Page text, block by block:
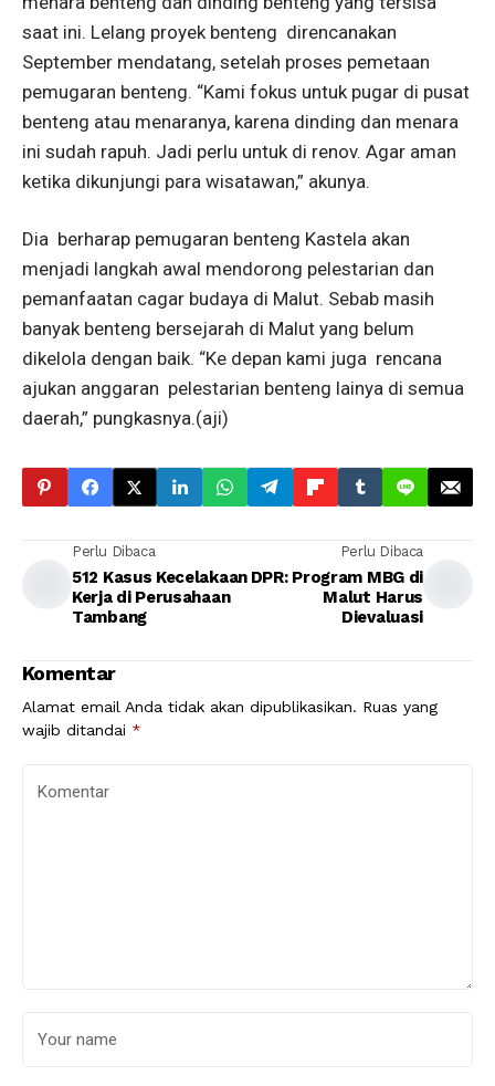
saat ini. Lelang proyek benteng direncanakan
September mendatang, setelah proses pemetaan
pemugaran benteng. “Kami fokus untuk pugar di pusat
benteng atau menaranya, karena dinding dan menara
ini sudah rapuh. Jadi perlu untuk di renov. Agar aman
ketika dikunjungi para wisatawan,” akunya.
Dia berharap pemugaran benteng Kastela akan
menjadi langkah awal mendorong pelestarian dan
pemanfaatan cagar budaya di Malut. Sebab masih
banyak benteng bersejarah di Malut yang belum
dikelola dengan baik. “Ke depan kami juga rencana
ajukan anggaran pelestarian benteng lainya di semua
daerah,” pungkasnya.(aji)
Perlu Dibaca
512 Kasus Kecelakaan
Kerja di Perusahaan
Tambang
Perlu Dibaca
DPR: Program MBG di
Malut Harus
Dievaluasi
Komentar
Alamat email Anda tidak akan dipublikasikan. Ruas yang
wajib ditandai *